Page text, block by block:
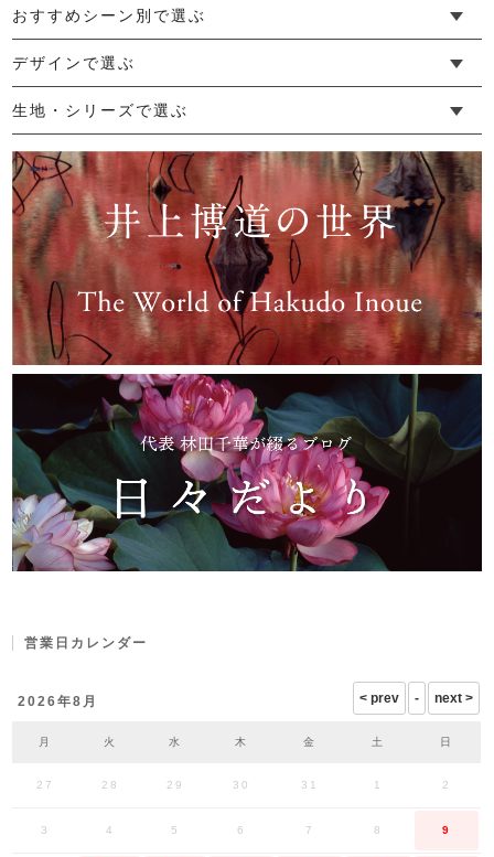
ゼブラストライプポシェット
櫛柄ポシェット
11,000円 (税込)
おすすめシーン別で選ぶ
└ 新生活
└ 和装
└ 旅行
└ 快眠
└ お祝い
デザインで選ぶ
└ ゆったりデザイン
└ 小柄さんにおすすめデザイン
└ 袖付きデザイン
└ メンズ・ユニセックスデザイン
└ 暮らしの黒色特集
生地・シリーズで選ぶ
└ 手紬手織り麻
└ 先染め麻
└ からみ織
└ グレーズリネン
└ 綿麻帆布
└ リネンツイード
└ リネンハンプ
└ ざっくり麻
└ オーガニックの蚊帳
└ かやキノミシリーズ
└ ふちどりシリーズ
└ 花紋シリーズ
└ 小紋シリーズ
└ 華わびシリーズ
└ 波ステッチシリーズ
└ あゆみ鹿シリーズ
└ 森の鹿シリーズ
└ まほろばシリーズ
└ 刺し子渦シリーズ
└ 革の水玉シリーズ
└ 新ビオシリーズ
営業日カレンダー
2026年8月
月 火 水 木 金 土 日
27 28 29 30 31 1 2
3 4 5 6 7 8 9